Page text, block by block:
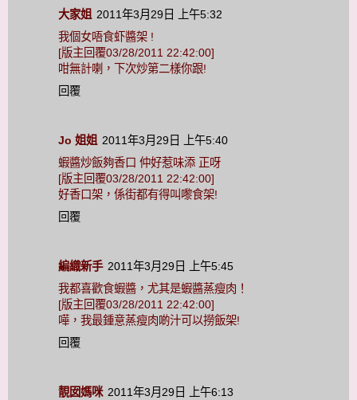
大家姐 2011年3月29日 上午5:32
我個女唔食虾醬架 !
[版主回覆03/28/2011 22:42:00]
咁無計喇，下次炒第二樣你跟!
回覆
Jo 姐姐 2011年3月29日 上午5:40
蝦醬炒飯夠香口 仲好惹味添 正呀
[版主回覆03/28/2011 22:42:00]
好香口架，係街都有得叫嚟食架!
回覆
編織新手 2011年3月29日 上午5:45
我都喜歡食蝦醬，尤其是蝦醬蒸瘦肉！
[版主回覆03/28/2011 22:42:00]
嘩，我最鍾意蒸瘦肉啲汁可以撈飯架!
回覆
靚囡媽咪 2011年3月29日 上午6:13